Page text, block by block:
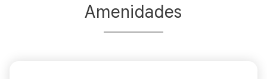
Amenidades